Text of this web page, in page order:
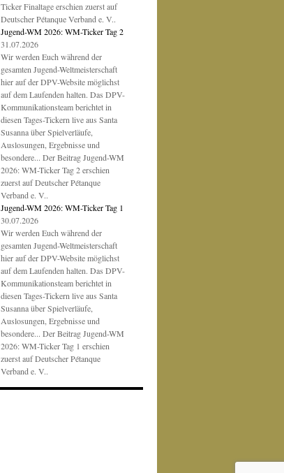
Ticker Finaltage erschien zuerst auf
Deutscher Pétanque Verband e. V..
Jugend-WM 2026: WM-Ticker Tag 2
31.07.2026
Wir werden Euch während der
gesamten Jugend-Weltmeisterschaft
hier auf der DPV-Website möglichst
auf dem Laufenden halten. Das DPV-
Kommunikationsteam berichtet in
diesen Tages-Tickern live aus Santa
Susanna über Spielverläufe,
Auslosungen, Ergebnisse und
besondere... Der Beitrag Jugend-WM
2026: WM-Ticker Tag 2 erschien
zuerst auf Deutscher Pétanque
Verband e. V..
Jugend-WM 2026: WM-Ticker Tag 1
30.07.2026
Wir werden Euch während der
gesamten Jugend-Weltmeisterschaft
hier auf der DPV-Website möglichst
auf dem Laufenden halten. Das DPV-
Kommunikationsteam berichtet in
diesen Tages-Tickern live aus Santa
Susanna über Spielverläufe,
Auslosungen, Ergebnisse und
besondere... Der Beitrag Jugend-WM
2026: WM-Ticker Tag 1 erschien
zuerst auf Deutscher Pétanque
Verband e. V..